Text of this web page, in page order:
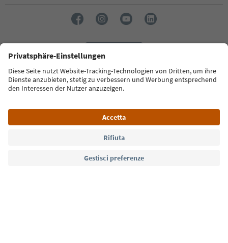
Südtirol Guide App